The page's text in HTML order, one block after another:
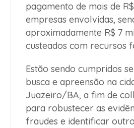
pagamento de mais de
empresas envolvidas,
aproximadamente R$ 7
custeados com recursos
Estão sendo cumpridos
busca e apreensão na
Juazeiro/BA, a fim de
para robustecer as
fraudes e identificar